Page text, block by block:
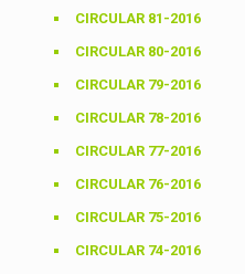
CIRCULAR 81-2016
CIRCULAR 80-2016
CIRCULAR 79-2016
CIRCULAR 78-2016
CIRCULAR 77-2016
CIRCULAR 76-2016
CIRCULAR 75-2016
CIRCULAR 74-2016